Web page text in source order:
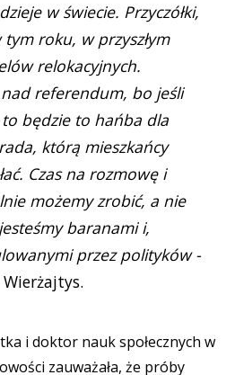
w świecie. Przyczółki,
roku, w przyszłym
relokacyjnych.
referendum, bo jeśli
będzie to hańba dla
którą mieszkańcy
Czas na rozmowę i
możemy zrobić, a nie
baranami i,
przez polityków -
i doktor nauk społecznych w
zauważała, że próby